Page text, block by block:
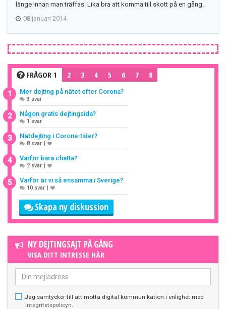
länge innan man träffas. Lika bra att komma till skott på en gång.
08 januari 2014
FRÅGOR 1 2 3 4 5 6 7 8
1 Mer dejting på nätet efter Corona?
3 svar
2 Någon gratis dejtingsida?
1 svar
3 Nätdejting i Corona-tider?
8 svar |
4 Varför bara chatta?
2 svar |
5 Varför är vi så ensamma i Sverige?
10 svar |
Skapa ny diskussion
NY DEJTINGSAJT PÅ GÅNG
VISA DITT INTRESSE HÄR
Jag samtycker till att motta digital kommunikation i enlighet med
integritetspolicyn.